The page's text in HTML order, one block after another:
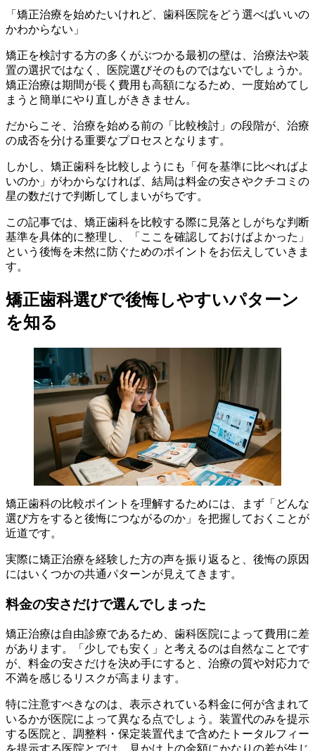
「矯正治療を始めたいけれど、歯科医院をどう選べばいいの
かわからない」
矯正を検討する方の多くがぶつかる最初の壁は、治療法や装
置の選択ではなく、医院選びそのものではないでしょうか。
矯正治療は期間が長く費用も高額になるため、一度始めてし
まうと簡単にやり直しがききません。
だからこそ、治療を始める前の「比較検討」の段階が、治療
の成否を分ける重要なプロセスとなります。
しかし、矯正歯科を比較しようにも「何を基準に比べればよ
いのか」がわからなければ、結局は料金の安さやクチコミの
星の数だけで判断してしまいがちです。
この記事では、矯正歯科を比較する際に見落としがちな判断
基準を具体的に整理し、「ここを確認しておけばよかった」
という後悔を未然に防ぐためのポイントをお伝えしていきま
す。
矯正歯科選びで後悔しやすいパターン
を知る
矯正歯科の比較ポイントを理解するためには、まず「どんな
選び方をすると後悔につながるのか」を把握しておくことが
近道です。
実際に矯正治療を経験した方の声を振り返ると、後悔の原因
にはいくつかの共通パターンが見えてきます。
料金の安さだけで選んでしまった
矯正治療は自由診療であるため、歯科医院によって費用に差
があります。「少しでも安く」と考えるのは自然なことです
が、料金の安さだけを決め手にすると、治療の質や対応力で
不満を感じるリスクが高まります。
特に注意すべきなのは、表示されている料金に何が含まれて
いるかが医院によって異なる点でしょう。装置代のみを提示
する医院と、調整料・保定装置代まで含めたトータルフィー
を提示する医院とでは、見かけ上の金額にかなりの差が生じ